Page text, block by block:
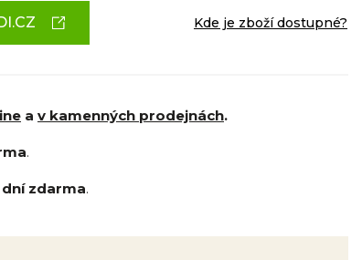
Kde je zboží dostupné?
a v kamenných prodejnách.
.
zdarma.